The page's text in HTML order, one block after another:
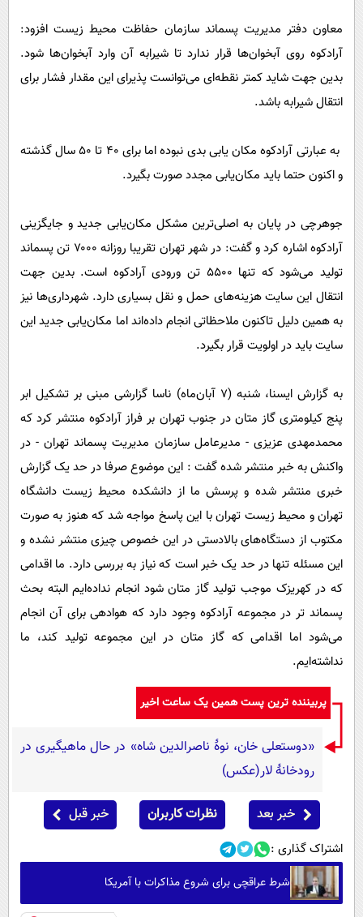
معاون دفتر مدیریت پسماند سازمان حفاظت محیط‌ زیست افزود:
آرادکوه روی آبخوان‌ها قرار ندارد تا شیرابه آن وارد آبخوان‌ها شود.
بدین جهت شاید کمتر نقطه‌ای می‌توانست پذیرای این مقدار فشار برای
انتقال شیرابه باشد.
به عبارتی آرادکوه مکان یابی بدی نبوده اما برای ۴۰ تا ۵۰ سال گذشته
و اکنون حتما باید مکان‌یابی مجدد صورت بگیرد.
جوهرچی در پایان به اصلی‌ترین مشکل مکان‌یابی جدید و جایگزینی
آرادکوه اشاره کرد و گفت: در شهر تهران تقریبا روزانه ۷۰۰۰ تن پسماند
تولید می‌شود که تنها ۵۵۰۰ تن ورودی آرادکوه است. بدین جهت
انتقال این سایت هزینه‌های حمل و نقل بسیاری دارد. شهرداری‌ها نیز
به همین دلیل تاکنون ملاحظاتی انجام داده‌اند اما مکان‌یابی جدید این
سایت باید در اولویت قرار بگیرد.
به گزارش ایسنا، شنبه (۷ آبان‌ماه) ناسا گزارشی مبنی بر تشکیل ابر
پنج کیلومتری گاز متان در جنوب تهران بر فراز آرادکوه منتشر کرد که
محمدمهدی عزیزی - مدیرعامل سازمان مدیریت پسماند تهران - در
واکنش به خبر منتشر شده گفت : این موضوع صرفا در حد یک گزارش
خبری منتشر شده و پرسش ما از دانشکده محیط زیست دانشگاه
تهران و محیط زیست تهران با این پاسخ مواجه شد که هنوز به صورت
مکتوب از دستگاه‌های بالادستی در این خصوص چیزی منتشر نشده و
این مسئله تنها در حد یک خبر است که نیاز به بررسی دارد. ما اقدامی
که در کهریزک موجب تولید گاز متان شود انجام نداده‌ایم البته بحث
پسماند تر در مجموعه آرادکوه وجود دارد که هوادهی برای آن انجام
می‌شود اما اقدامی که گاز متان در این مجموعه تولید کند، ما
نداشته‌ایم.
پربیننده ترین پست همین یک ساعت اخیر
«دوستعلی خان، نوۀ ناصرالدین شاه» در حال ماهیگیری در
رودخانۀ لار(عکس)
خبر بعد نظرات کاربران خبر قبل
اشتراک گذاری :
شرط عراقچی برای شروع مذاکرات با آمریکا